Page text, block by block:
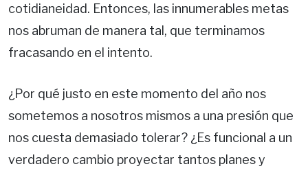
cotidianeidad. Entonces, las innumerables metas
nos abruman de manera tal, que terminamos
fracasando en el intento.
¿Por qué justo en este momento del año nos
sometemos a nosotros mismos a una presión que
nos cuesta demasiado tolerar? ¿Es funcional a un
verdadero cambio proyectar tantos planes y